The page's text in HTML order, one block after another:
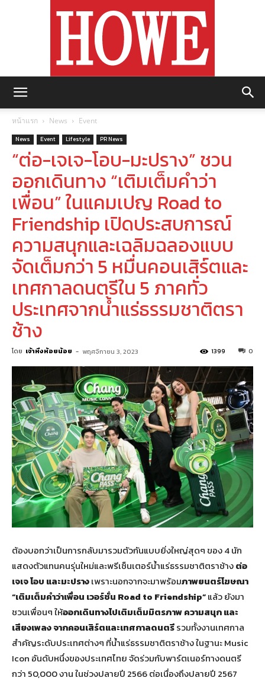
หน้าแรก News Event
News Event Lifestyle PR News
“ต่อ-เจเจ-โอบ-มะปราง” ชวน
ออกเดินทาง “เติมเต็มคำว่า
เพื่อน” ในแคมเปญ Road to
Friendship เปิดประสบการณ์
ความสนุกและเฉลิมฉลองแบบ
จัดเต็มกว่า 5 หมื่นคอนเสิร์ตและ
เทศกาลดนตรีใน 5 ภาคทั่ว
ประเทศจากน้ำแร่ธรรมชาติตรา
ช้าง
โดย เจ้าหิ่งห้อยน้อย - พฤศจิกายน 3, 2023 0
1399
ต้องบอกว่าเป็นการกลับมารวมตัวกันแบบยิ่งใหญ่สุดๆ ของ 4 นัก
แสดงตัวแทนคนรุ่นใหม่และพรีเซ็นเตอร์น้ำแร่ธรรมชาติตราช้างต่อ
เจเจ โอบ และมะปรางเพราะนอกจากจะมาพร้อมภาพยนตร์โฆษณา
“เติมเต็มคำว่าเพื่อน เวอร์ชั่น Road to Friendship”แล้ว ยังมา
ชวนเพื่อนๆ ให้ออกเดินทางไปเติมเต็มมิตรภาพ ความสนุก และ
เสียงเพลง จากคอนเสิร์ตและเทศกาลดนตรีรวมทั้งงานเทศกาล
สำคัญระดับประเทศต่างๆ ที่น้ำแร่ธรรมชาติตราช้าง ในฐานะ Music
Icon อันดับหนึ่งของประเทศไทย จัดร่วมกับพาร์ตเนอร์ทางดนตรี
กว่า 50,000 งาน ในช่วงปลายปี 2566 ต่อเนื่องถึงปลายปี 2567